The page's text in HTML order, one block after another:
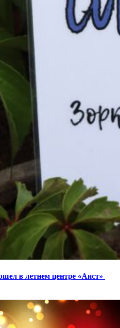
в летнем центре «Аист»